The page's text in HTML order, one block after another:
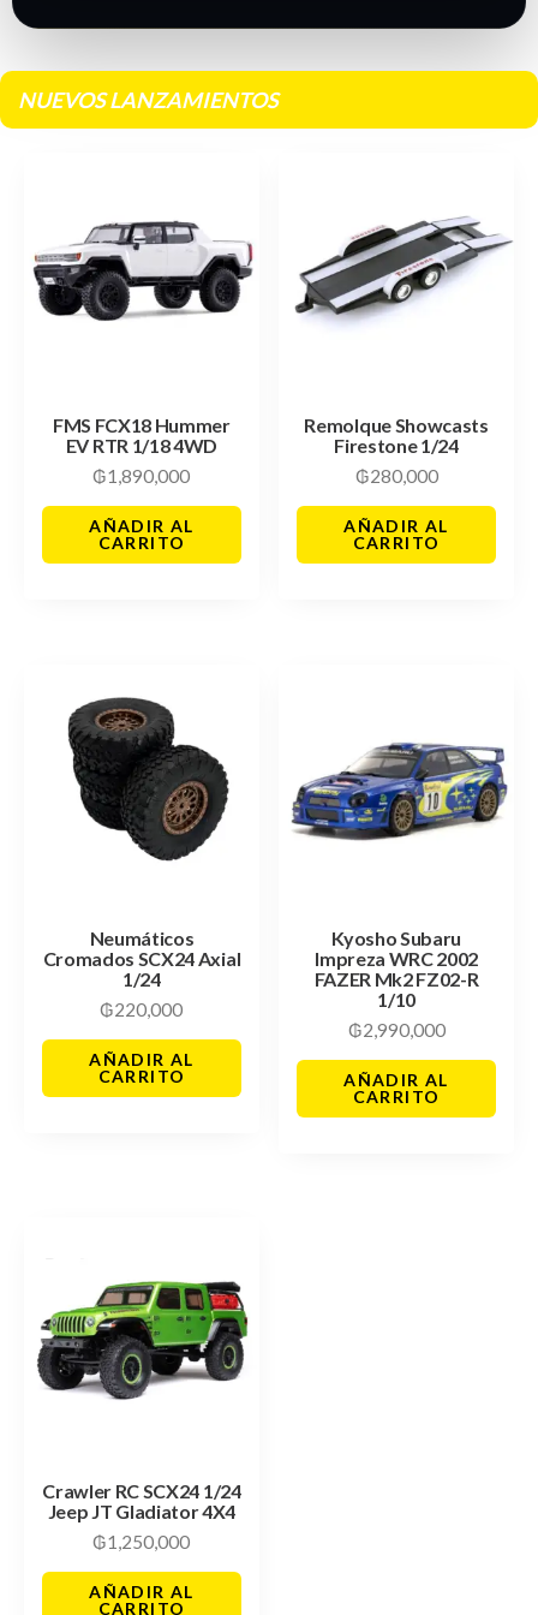
NUEVOS LANZAMIENTOS
FMS FCX18 Hummer
EV RTR 1/18 4WD
₲1,890,000
AÑADIR AL
CARRITO
Remolque Showcasts
Firestone 1/24
₲280,000
AÑADIR AL
CARRITO
Neumáticos
Cromados SCX24 Axial
1/24
₲220,000
AÑADIR AL
CARRITO
Kyosho Subaru
Impreza WRC 2002
FAZER Mk2 FZ02-R
1/10
₲2,990,000
AÑADIR AL
CARRITO
Crawler RC SCX24 1/24
Jeep JT Gladiator 4X4
₲1,250,000
AÑADIR AL
CARRITO